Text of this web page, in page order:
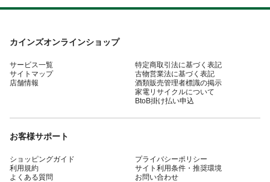
カインズオンラインショップ
サービス一覧
サイトマップ
店舗情報
特定商取引法に基づく表記
古物営業法に基づく表記
酒類販売管理者標識の掲示
家電リサイクルについて
BtoB掛け払い申込
お客様サポート
ショッピングガイド
利用規約
よくある質問
プライバシーポリシー
サイト利用条件・推奨環境
お問い合わせ